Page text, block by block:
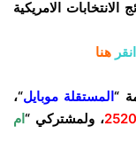
الامريكية
هنا
“المستقلة موبايل“،
2520، ولمشتركي “ام